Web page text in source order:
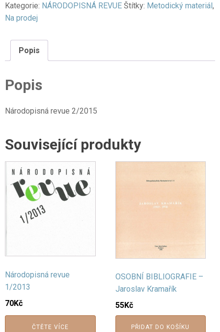
Kategorie: NÁRODOPISNÁ REVUE Štítky: Metodický materiál,
Na prodej
Popis
Popis
Národopisná revue 2/2015
Související produkty
Národopisná revue
1/2013
70Kč
ČTĚTE VÍCE
OSOBNÍ BIBLIOGRAFIE –
Jaroslav Kramařík
55Kč
PŘIDAT DO KOŠÍKU